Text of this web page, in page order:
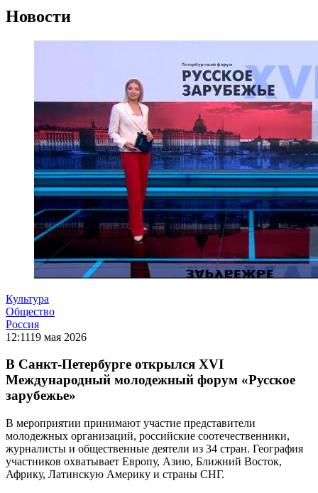
Новости
Культура
Общество
Россия
12:1119 мая 2026
В Санкт-Петербурге открылся XVI
Международный молодежный форум «Русское
зарубежье»
В мероприятии принимают участие представители
молодежных организаций, российские соотечественники,
журналисты и общественные деятели из 34 стран. География
участников охватывает Европу, Азию, Ближний Восток,
Африку, Латинскую Америку и страны СНГ.